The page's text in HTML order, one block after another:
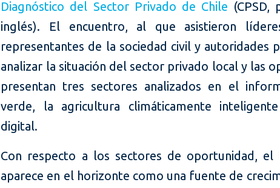
Diagnóstico del Sector Privado de Chile (CPSD,
inglés). El encuentro, al que asistieron
representantes de la sociedad civil y autoridades
analizar la situación del sector privado local y las
presentan tres sectores analizados en el
verde, la agricultura climáticamente
digital.
Con respecto a los sectores de oportunidad, el
aparece en el horizonte como una fuente de